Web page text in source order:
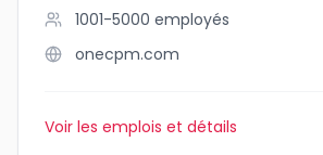
1001-5000 employés
onecpm.com
Voir les emplois et détails